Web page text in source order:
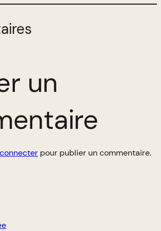
un
pour publier un commentaire.